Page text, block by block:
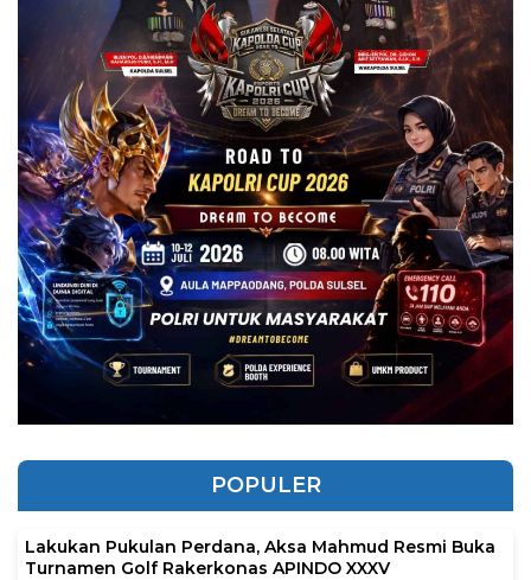
POPULER
Lakukan Pukulan Perdana, Aksa Mahmud Resmi Buka
Turnamen Golf Rakerkonas APINDO XXXV